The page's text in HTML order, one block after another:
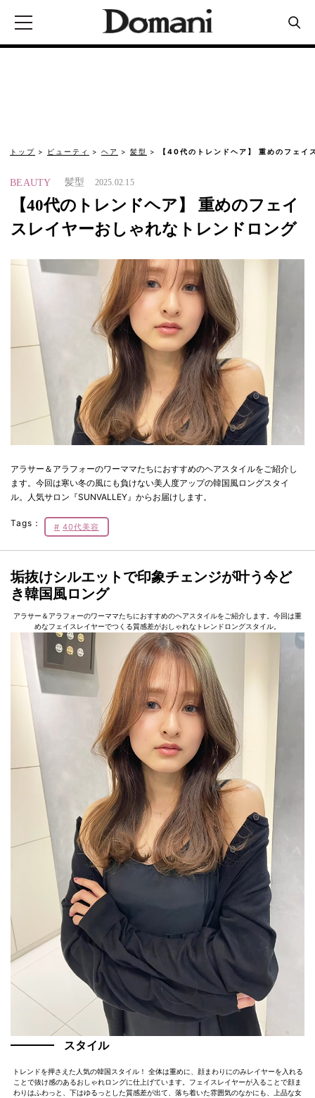
トップ ビューティ ヘア 髪型 【40代のトレンドヘア】 重めのフェイ
BEAUTY 髪型 2025.02.15
【40代のトレンドヘア】 重めのフェイ
スレイヤーおしゃれなトレンドロング
アラサー＆アラフォーのワーママたちにおすすめのヘアスタイルをご紹介し
ます。今回は寒い冬の風にも負けない美人度アップの韓国風ロングスタイ
ル。人気サロン『SUNVALLEY』からお届けします。
Tags： 40代美容
垢抜けシルエットで印象チェンジが叶う今ど
き韓国風ロング
アラサー＆アラフォーのワーママたちにおすすめのヘアスタイルをご紹介します。今回は重
めなフェイスレイヤーでつくる質感差がおしゃれなトレンドロングスタイル。
スタイル
トレンドを押さえた人気の韓国スタイル！ 全体は重めに、顔まわりにのみレイヤーを入れる
ことで抜け感のあるおしゃれロングに仕上げています。フェイスレイヤーが入ることで顔ま
わりはふわっと、下はゆるっとした質感差が出て、落ち着いた雰囲気のなかにも、上品な女